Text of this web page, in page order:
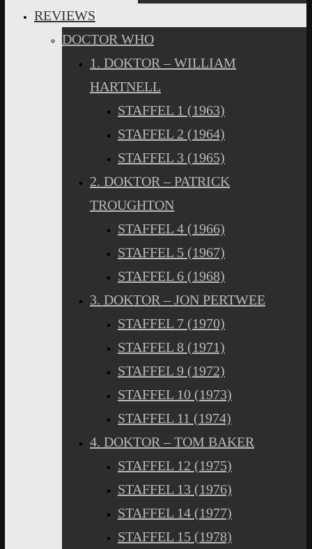
REVIEWS
DOCTOR WHO
1. DOKTOR – WILLIAM
HARTNELL
STAFFEL 1 (1963)
STAFFEL 2 (1964)
STAFFEL 3 (1965)
2. DOKTOR – PATRICK
TROUGHTON
STAFFEL 4 (1966)
STAFFEL 5 (1967)
STAFFEL 6 (1968)
3. DOKTOR – JON PERTWEE
STAFFEL 7 (1970)
STAFFEL 8 (1971)
STAFFEL 9 (1972)
STAFFEL 10 (1973)
STAFFEL 11 (1974)
4. DOKTOR – TOM BAKER
STAFFEL 12 (1975)
STAFFEL 13 (1976)
STAFFEL 14 (1977)
STAFFEL 15 (1978)